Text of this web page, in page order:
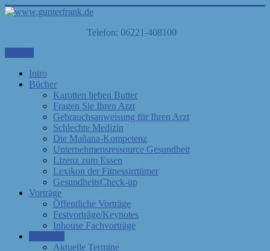
Telefon: 06221-408100
Intro
Bücher
Karotten lieben Butter
Fragen Sie Ihren Arzt
Gebrauchsanweisung für Ihren Arzt
Schlechte Medizin
Die Mañana-Kompetenz
Unternehmensressource Gesundheit
Lizenz zum Essen
Lexikon der Fitnessirrtümer
GesundheitsCheck-up
Vorträge
Öffentliche Vorträge
Festvorträge/Keynotes
Inhouse Fachvorträge
Aktuelle Termine